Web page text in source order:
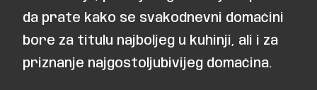
da prate kako se svakodnevni domaćini
bore za titulu najboljeg u kuhinji, ali i za
priznanje najgostoljubivijeg domaćina.